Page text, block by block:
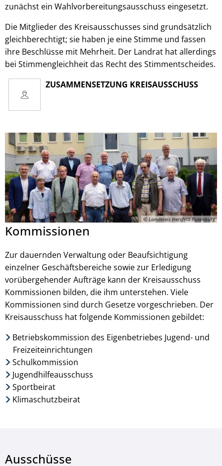
zunächst ein Wahlvorbereitungsausschuss eingesetzt.
Die Mitglieder des Kreisausschusses sind grundsätzlich
gleichberechtigt; sie haben je eine Stimme und fassen
ihre Beschlüsse mit Mehrheit. Der Landrat hat allerdings
bei Stimmengleichheit das Recht des Stimmentscheides.
ZUSAMMENSETZUNG KREISAUSSCHUSS
© Landkreis Hersfeld-Rotenburg
Kommissionen
Zur dauernden Verwaltung oder Beaufsichtigung
einzelner Geschäftsbereiche sowie zur Erledigung
vorübergehender Aufträge kann der Kreisausschuss
Kommissionen bilden, die ihm unterstehen. Viele
Kommissionen sind durch Gesetze vorgeschrieben. Der
Kreisausschuss hat folgende Kommissionen gebildet:
Betriebskommission des Eigenbetriebes Jugend- und
Freizeiteinrichtungen
Schulkommission
Jugendhilfeausschuss
Sportbeirat
Klimaschutzbeirat
Ausschüsse